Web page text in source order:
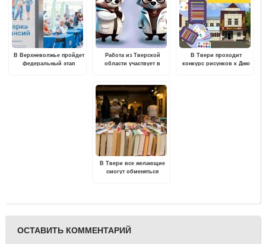
В Верхневолжье пройдет
федеральный этап
Работа из Тверской
области участвует в
технологий"
В Твери проходит
конкурс рисунков к Дню
В Твери все желающие
смогут обменяться
ОСТАВИТЬ КОММЕНТАРИЙ